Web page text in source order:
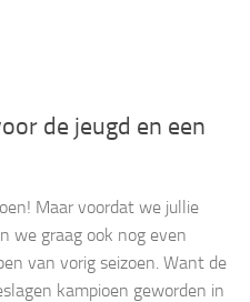
de jeugd en een
Maar voordat we jullie
we graag ook nog even
van vorig seizoen. Want de
kampioen geworden in